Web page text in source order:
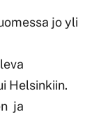
jo yli
Helsinkiin.
ja